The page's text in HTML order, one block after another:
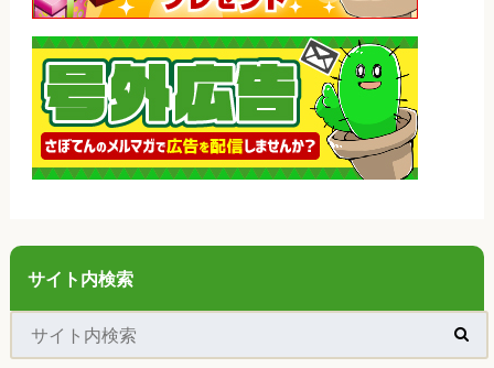
サイト内検索